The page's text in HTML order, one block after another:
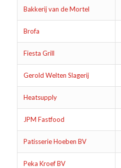
Bakkerij van de Mortel
Brofa
Fiesta Grill
Gerold Welten Slagerij
Heatsupply
JPM Fastfood
Patisserie Hoeben BV
Peka Kroef BV